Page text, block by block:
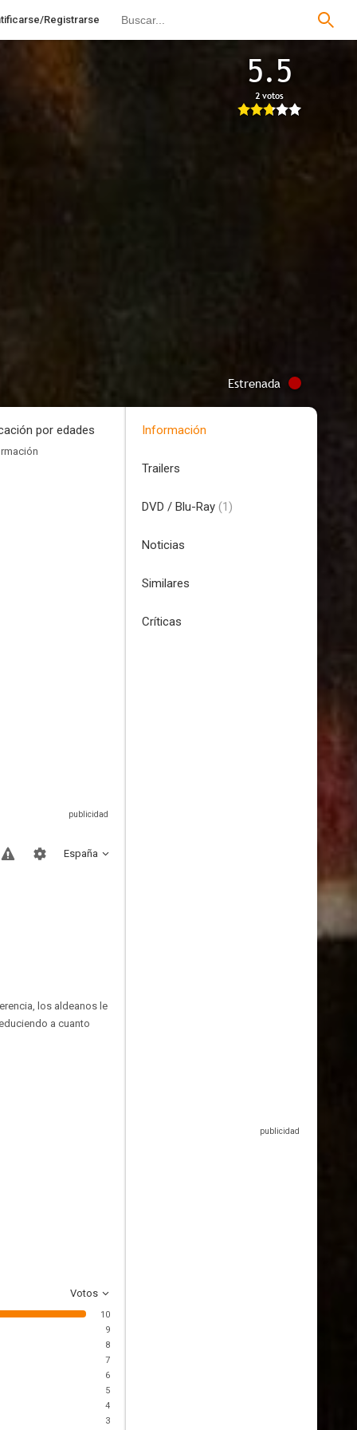
Registrarse
5.5
2 votos
Estrenada
por edades
España
los aldeanos le
a cuanto
Votos
10
9
8
7
6
5
4
3
Información
Trailers
DVD / Blu-Ray (1)
Noticias
Similares
Críticas